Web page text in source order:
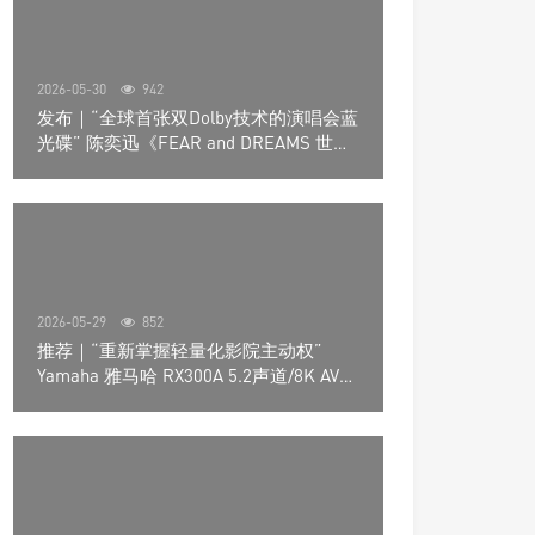
2026-05-30 942
发布｜“全球首张双Dolby技术的演唱会蓝
光碟” 陈奕迅《FEAR and DREAMS 世界
2026-05-29 852
推荐｜“重新掌握轻量化影院主动权”
Yamaha 雅马哈 RX300A 5.2声道/8K AV放